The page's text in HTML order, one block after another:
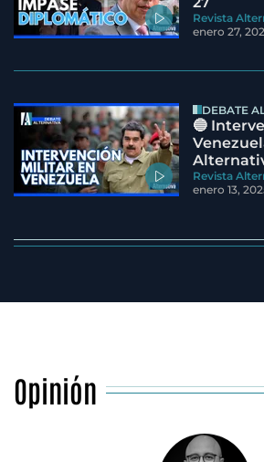
Revista
enero 27,
DEBATE
🔵
Revista
enero 13,
Opinión